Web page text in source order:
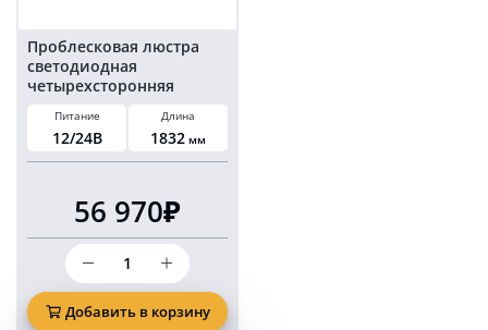
Проблесковая люстра
светодиодная
четырехсторонняя
оранжевая 183 см
Питание
12/24В
Длина
1832 мм
56 970₽
Количество
товара
Проблесковая
люстра
Добавить в корзину